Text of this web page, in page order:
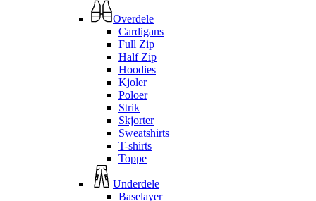
Overdele
Cardigans
Full Zip
Half Zip
Hoodies
Kjoler
Poloer
Strik
Skjorter
Sweatshirts
T-shirts
Toppe
Underdele
Baselayer